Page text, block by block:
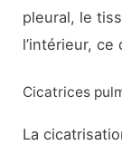
pleural, le
l’intérieur, ce
Cicatrices
La